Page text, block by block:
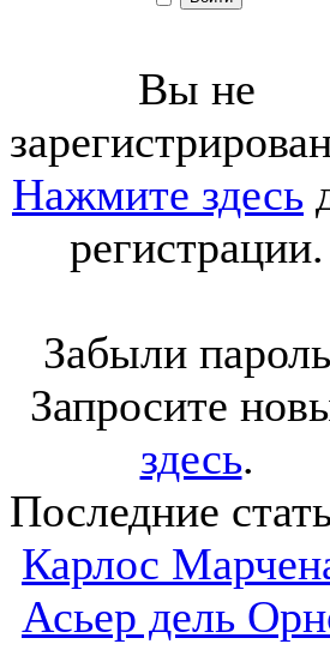
Вы не
Нажмите здесь
регистрации.
Забыли
Запросите
здесь.
Последние
Карлос
Асьер дель